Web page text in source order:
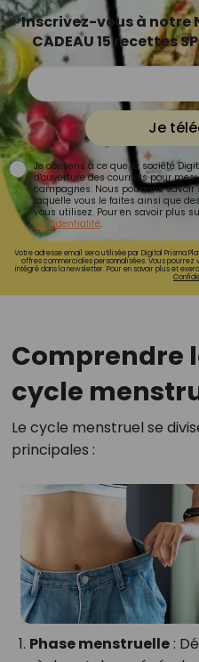
Inscrivez-vous à notre
CADEAU 15 recettes
Je
Je consens à ce que la société
d'ouverture des courriels pour
campagnes. Nous pourrons savoir
laquelle vous le faites ainsi que
vous utilisez. Pour en savoir plus
confidentialité.
Votre adresse email sera utilisée par Digital Prisma
offres commerciales personnalisées. Vous pourrez
intégré dans la newsletter. Pour en savoir plus et
Comprendre
cycle
Le cycle menstruel se
principales :
Phase menstruelle: